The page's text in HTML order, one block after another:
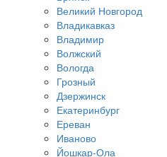
Великий Новгород
Владикавказ
Владимир
Волжский
Вологда
Грозный
Дзержинск
Екатеринбург
Ереван
Иваново
Йошкар-Ола